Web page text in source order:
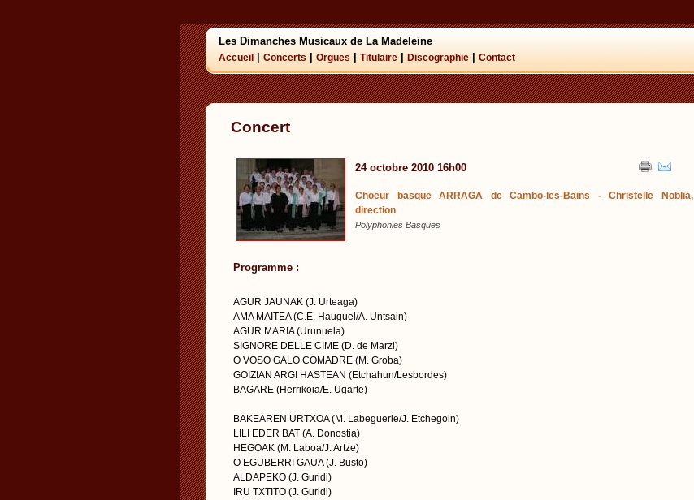
Les Dimanches Musicaux de La Madeleine
Accueil Concerts Orgues Titulaire Discographie Contact
Concert
24 octobre 2010 16h00
Choeur basque ARRAGA de Cambo-les-Bains - Christelle Noblia,
direction
Polyphonies Basques
Programme :
AGUR JAUNAK (J. Urteaga)
AMA MAITEA (C.E. Hauguel/A. Untsain)
AGUR MARIA (Urunuela)
SIGNORE DELLE CIME (D. de Marzi)
O VOSO GALO COMADRE (M. Groba)
GOIZIAN ARGI HASTEAN (Etchahun/Lesbordes)
BAGARE (Herrikoia/E. Ugarte)
BAKEAREN URTXOA (M. Labeguerie/J. Etchegoin)
LILI EDER BAT (A. Donostia)
HEGOAK (M. Laboa/J. Artze)
O EGUBERRI GAUA (J. Busto)
ALDAPEKO (J. Guridi)
IRU TXTITO (J. Guridi)